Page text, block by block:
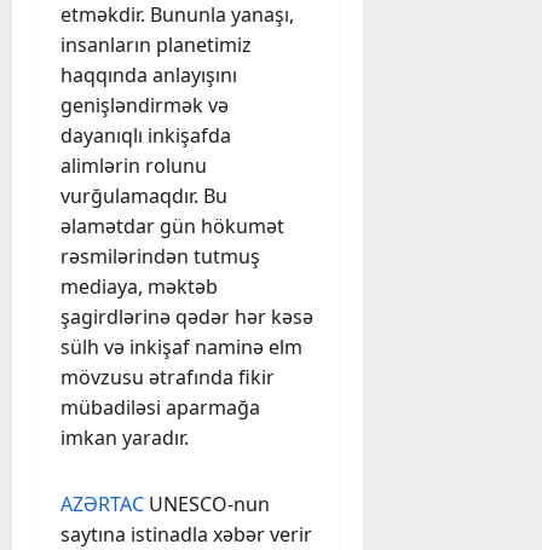
etməkdir. Bununla yanaşı,
insanların planetimiz
haqqında anlayışını
genişləndirmək və
dayanıqlı inkişafda
alimlərin rolunu
vurğulamaqdır. Bu
əlamətdar gün hökumət
rəsmilərindən tutmuş
mediaya, məktəb
şagirdlərinə qədər hər kəsə
sülh və inkişaf naminə elm
mövzusu ətrafında fikir
mübadiləsi aparmağa
imkan yaradır.
AZƏRTAC UNESCO-nun
saytına istinadla xəbər verir